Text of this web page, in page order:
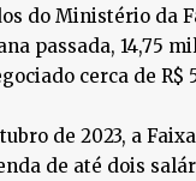
do Ministério da
passada, 14,75
cerca de R$
de 2023, a
de até dois